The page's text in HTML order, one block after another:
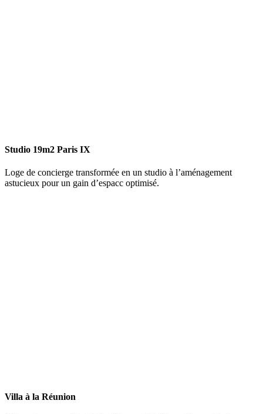
Studio 19m2 Paris IX
Loge de concierge transformée en un studio à l’aménagement
astucieux pour un gain d’espacc optimisé.
Villa à la Réunion